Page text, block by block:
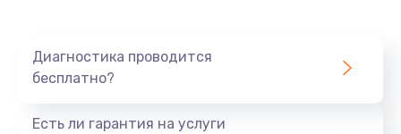
Диагностика проводится
бесплатно?
Есть ли гарантия на услуги